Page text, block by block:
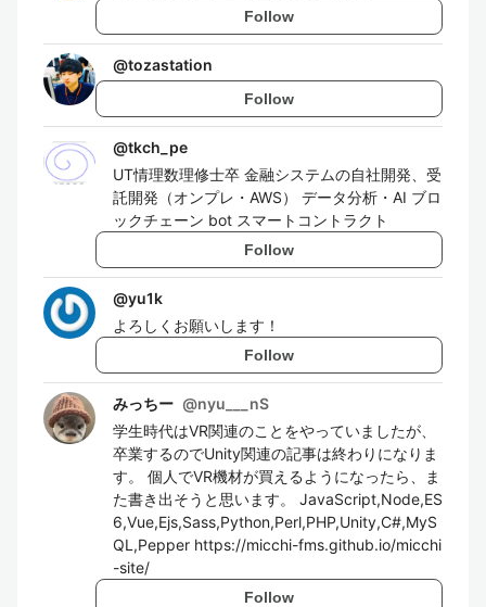
Follow
@tozastation
Follow
@tkch_pe
UT情理数理修士卒 金融システムの自社開発、受
託開発（オンプレ・AWS） データ分析・AI ブロ
ックチェーン bot スマートコントラクト
Follow
@yu1k
よろしくお願いします！
Follow
みっちー @nyu___nS
学生時代はVR関連のことをやっていましたが、
卒業するのでUnity関連の記事は終わりになりま
す。 個人でVR機材が買えるようになったら、ま
た書き出そうと思います。 JavaScript,Node,ES
6,Vue,Ejs,Sass,Python,Perl,PHP,Unity,C#,MyS
QL,Pepper https://micchi-fms.github.io/micchi
-site/
Follow